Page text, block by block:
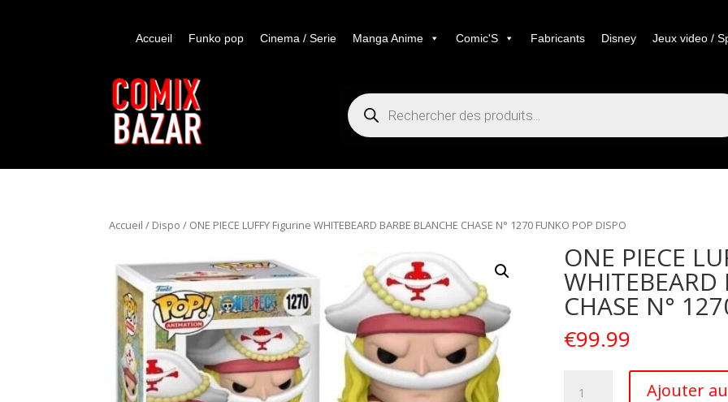
Accueil Funko pop Cinema / Serie Manga Anime Comic'S Fabricants Disney Jeux video /
Recherche
de
produits
Accueil / Dispo / ONE PIECE LUFFY Figurine WHITEBEARD BARBE BLANCHE CHASE N° 1270 FUNKO POP DISPO
ONE PIECE
WHITEBEARD
CHASE N°
€99.99
Ajouter